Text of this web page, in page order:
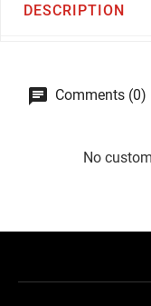
DESCRIPTION
Comments (0)
No